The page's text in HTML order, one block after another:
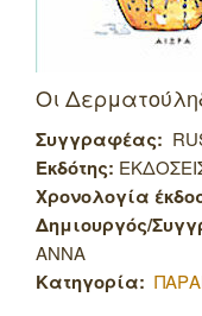
Οι
Συγγραφέας:
Εκδότης:
Χρονολογία
Δημιουργός/
ΑΝΝΑ
Κατηγορία: